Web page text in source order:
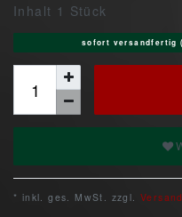
Inhalt 1 Stück
sofort versandfertig
* inkl. ges. MwSt. zzgl.